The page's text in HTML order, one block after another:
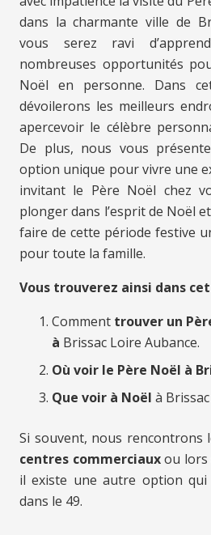
dans la charmante ville de
vous serez ravi
nombreuses opportunités
Noël en personne. Dans
dévoilerons les meilleurs
apercevoir le célèbre
De plus, nous vous
option unique pour vivre une
invitant le Père Noël chez
plonger dans l’esprit de Noël
faire de cette période festive
pour toute la famille.
Vous trouverez ainsi dans
Comment trouver un
à Brissac Loire Aubance.
Où voir le Père Noël à
Que voir à Noël à
Si souvent, nous rencontrons
centres commerciauxou lors
il existe une autre option
dans le 49.